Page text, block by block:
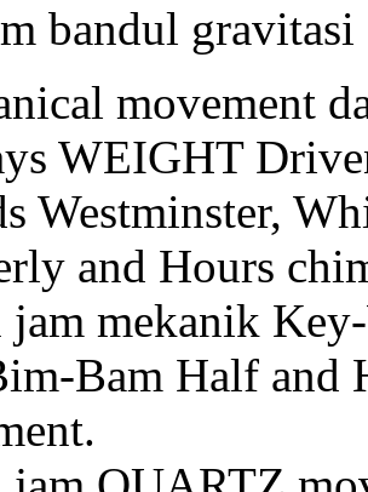
bandul gravitasi
movement
WEIGHT
Westminster,
and Hours
jam mekanik
Bam Half and